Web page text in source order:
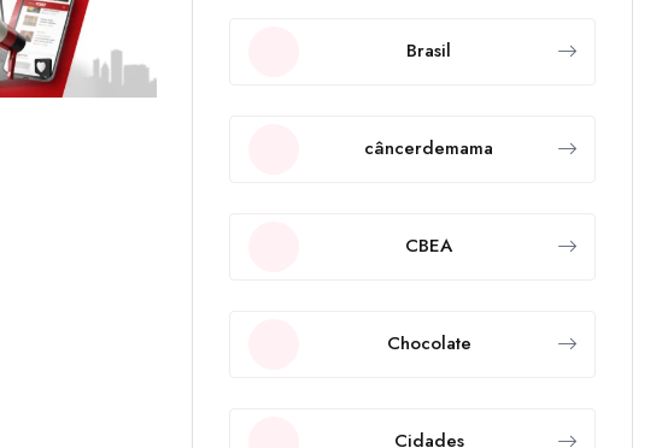
Brasil
câncerdemama
CBEA
Chocolate
Cidades